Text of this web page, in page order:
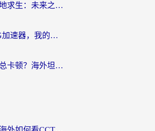
在欧洲怎么打绝地求生：未来之役不卡？留学生亲测的加速器避坑指南
人在美国玩BanG加速器，我的延迟终于绿了
海外玩坦克世界总卡顿？海外坦克世界加速器有哪些？实测好用的选择在这里